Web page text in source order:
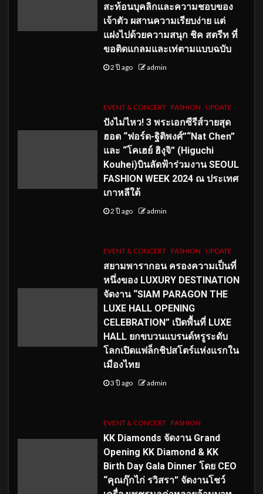
สะท้อนบุคลิกและความชอบของ
เจ้าตัว ผสานความเรียบง่าย แต่
แฝงไปด้วยความสนุก ชิค สตรีท ที่
ขอติดแกลมและเท่ตามแบบฉบับ
2 ปี ago admin
EVENT & CONCERT FASHION UPDATE
ปังไม่ไหว! 3 พระเอกซีรีส์วายสุด
ฮอต “ฟอร์ด-ฐิติพงศ์”“Nat Chen”
และ “โคเฮย์ ฮิงุจิ” (Higuchi
Kouhei)บินลัดฟ้าร่วมงาน SEOUL
FASHION WEEK 2024 ณ ประเทศ
เกาหลีใต้
2 ปี ago admin
EVENT & CONCERT FASHION UPDATE
สยามพารากอน ครองความเป็นที่
หนึ่งของ LUXURY DESTINATION
จัดงาน “SIAM PARAGON THE
LUXE HALL OPENING
CELEBRATION” เปิดพื้นที่ LUXE
HALL ยกขบวนแบรนด์หรูระดับ
โลกเปิดแฟล็กชิปสโตร์แห่งแรกใน
เมืองไทย
3 ปี ago admin
EVENT & CONCERT FASHION
KK Diamonds จัดงาน Grand
Opening KK Diamond & KK
Birth Day Gala Dinner โดย CEO
“คุณกุ๊กไก่ รวิสรา” จัดงานโชว์